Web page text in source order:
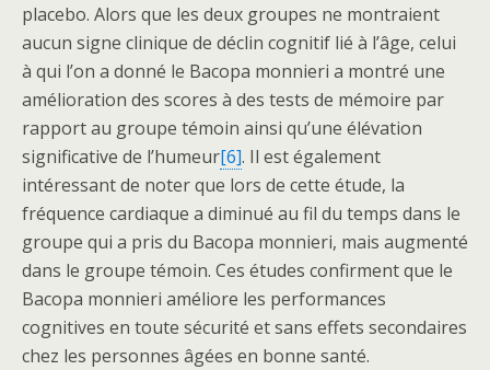
placebo. Alors que les deux groupes ne montraient
aucun signe clinique de déclin cognitif lié à l’âge, celui
à qui l’on a donné le Bacopa monnieri a montré une
amélioration des scores à des tests de mémoire par
rapport au groupe témoin ainsi qu’une élévation
significative de l’humeur[6]. Il est également
intéressant de noter que lors de cette étude, la
fréquence cardiaque a diminué au fil du temps dans le
groupe qui a pris du Bacopa monnieri, mais augmenté
dans le groupe témoin. Ces études confirment que le
Bacopa monnieri améliore les performances
cognitives en toute sécurité et sans effets secondaires
chez les personnes âgées en bonne santé.